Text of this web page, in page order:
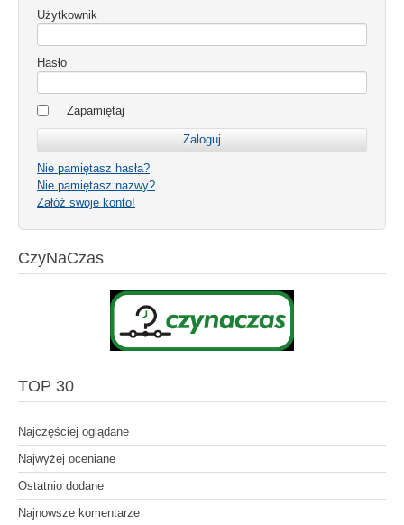
Użytkownik
Hasło
Zapamiętaj
Nie pamiętasz hasła?
Nie pamiętasz nazwy?
Załóż swoje konto!
CzyNaCzas
TOP 30
Najczęściej oglądane
Najwyżej oceniane
Ostatnio dodane
Najnowsze komentarze